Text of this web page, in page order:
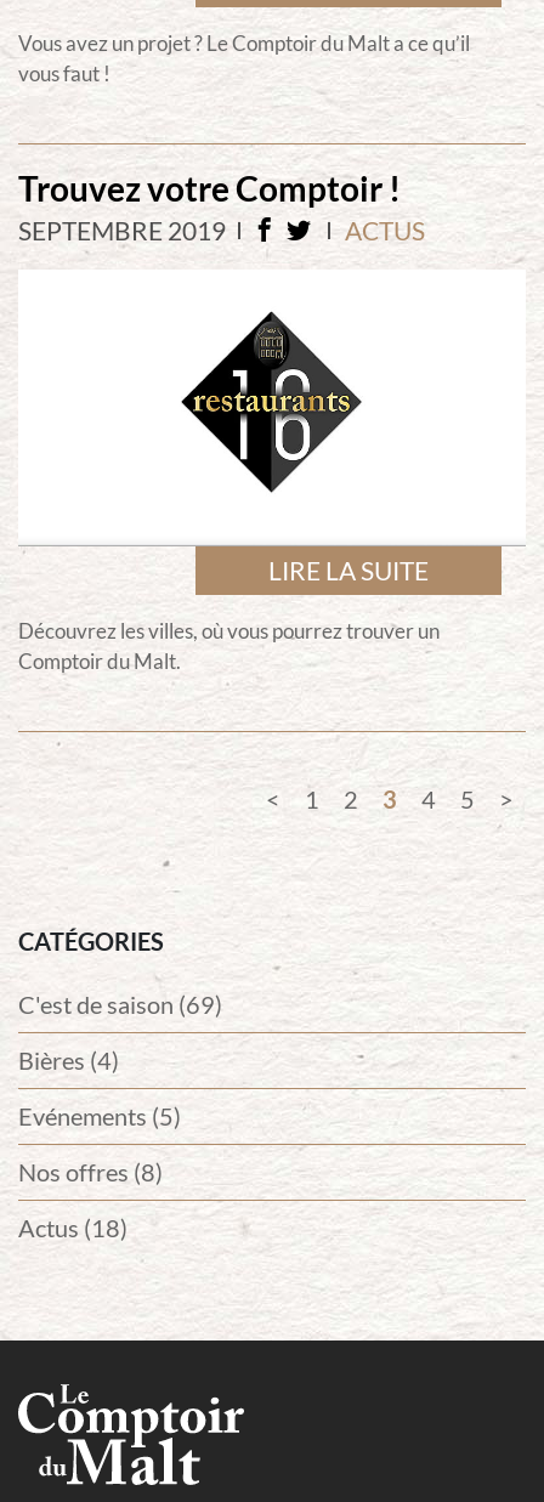
Vous avez un projet ? Le Comptoir du Malt a ce qu’il
vous faut !
Trouvez votre Comptoir !
SEPTEMBRE 2019 ACTUS
LIRE LA SUITE
Découvrez les villes, où vous pourrez trouver un
Comptoir du Malt.
1 2 3 4 5
CATÉGORIES
C'est de saison (69)
Bières (4)
Evénements (5)
Nos offres (8)
Actus (18)